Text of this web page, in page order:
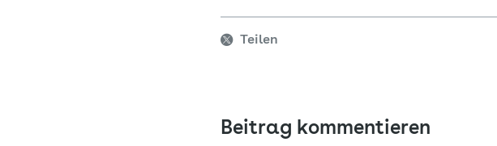
Teilen
Beitrag kommentieren